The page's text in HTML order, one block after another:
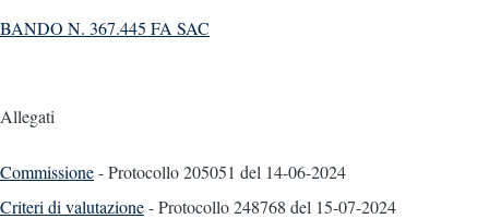
BANDO N. 367.445 FA SAC
Allegati
Commissione- Protocollo 205051 del 14-06-2024
Criteri di valutazione- Protocollo 248768 del 15-07-2024